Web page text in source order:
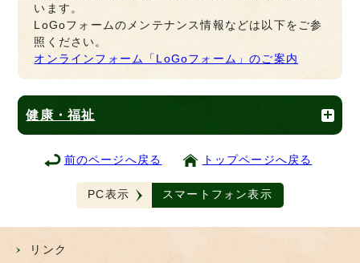
います。
LoGoフォームのメンテナンス情報などは以下をご参
照ください。
オンラインフォーム「LoGoフォーム」のご案内
健康・福祉
前のページへ戻る トップページへ戻る
PC表示 スマートフォン表示
リンク